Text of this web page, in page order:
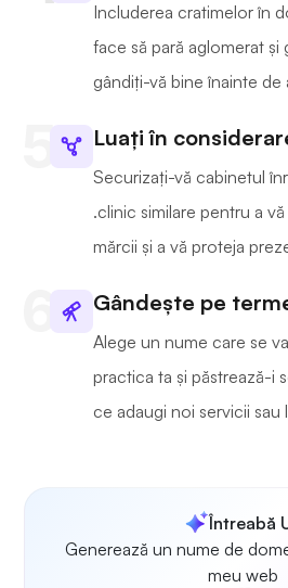
Includerea cratimelor în
face să pară aglomerat și
gândiți-vă bine înainte de
Luați în
Securizați-vă cabinetul
.clinic similare pentru a
mărcii și a vă proteja
Gândește pe
Alege un nume care se
practica ta și păstrează-i
ce adaugi noi servicii sau
Întreabă
Generează un nume de
meu web